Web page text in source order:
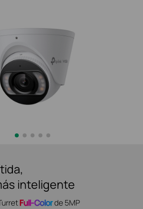
inteligente
Full-Colorde 5MP